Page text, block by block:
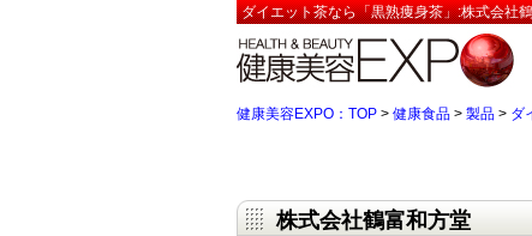
ダイエット茶なら「黒熟痩身茶」:株式会社
健康美容EXPO：TOP > 健康食品 > 製品 > ダ
株式会社鶴富和方堂